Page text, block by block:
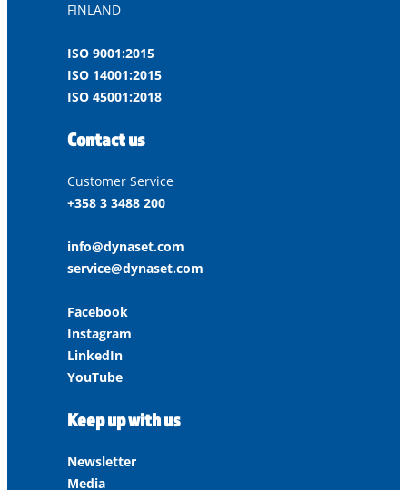
FINLAND
ISO 9001:2015
ISO 14001:2015
ISO 45001:2018
Contact us
Customer Service
+358 3 3488 200
info@dynaset.com
service@dynaset.com
Facebook
Instagram
LinkedIn
YouTube
Keep up with us
Newsletter
Media